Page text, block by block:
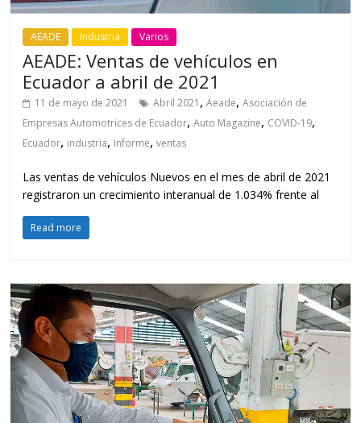
AEADE Industria Varios
AEADE: Ventas de vehículos en
Ecuador a abril de 2021
11 de mayo de 2021 Abril 2021 ,Aeade,Asociación de
Empresas Automotrices de Ecuador,Auto Magazine, COVID-19,
Ecuador, industria, Informe,ventas
Las ventas de vehículos Nuevos en el mes de abril de 2021
registraron un crecimiento interanual de 1.034% frente al
Read more